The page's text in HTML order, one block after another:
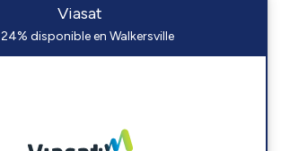
Viasat
24% disponible en Walkersville